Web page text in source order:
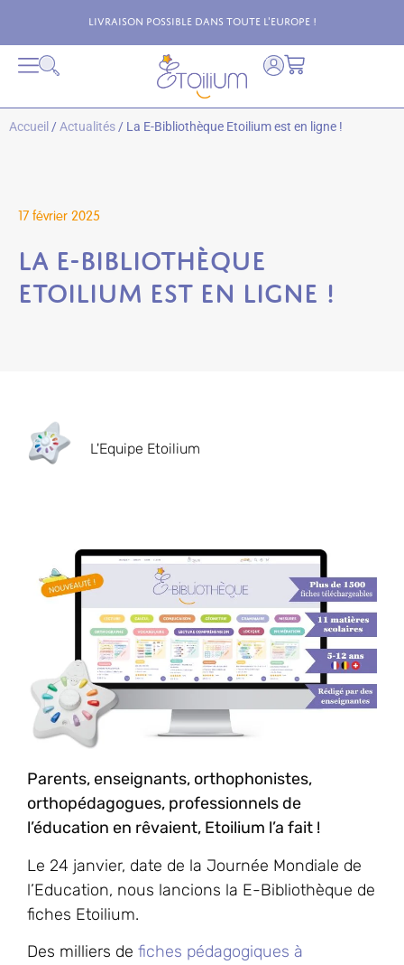
Livraison possible dans toute l'Europe !
Accueil /Actualités/ La E-Bibliothèque Etoilium est en ligne !
17 février 2025
La E-Bibliothèque
Etoilium est en ligne !
L'Equipe Etoilium
Parents, enseignants, orthophonistes,
orthopédagogues, professionnels de
l’éducation en rêvaient, Etoilium l’a fait !
Le 24 janvier, date de la Journée Mondiale de
l’Education, nous lancions la E-Bibliothèque de
fiches Etoilium.
Des milliers de fiches pédagogiques à